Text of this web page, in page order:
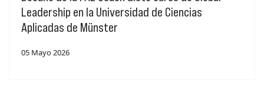
Leadership en la Universidad de Ciencias
Aplicadas de Münster
05 Mayo 2026